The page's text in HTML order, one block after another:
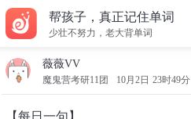
帮孩子，真正记住单词
少壮不努力，老大背单词
薇薇VV
魔鬼营考研11团 10月2日 23时49分
【每日一句】